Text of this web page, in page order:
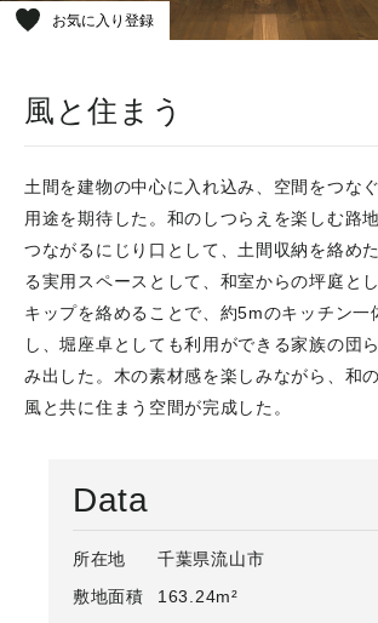
お気に入り登録
風と住まう
土間を建物の中心に入れ込み、空間をつな
用途を期待した。和のしつらえを楽しむ路
つながるにじり口として、土間収納を絡め
る実用スペースとして、和室からの坪庭と
キップを絡めることで、約5mのキッチン一
し、堀座卓としても利用ができる家族の団
み出した。木の素材感を楽しみながら、和
風と共に住まう空間が完成した。
Data
所在地
千葉県流山市
敷地面積
163.24m²